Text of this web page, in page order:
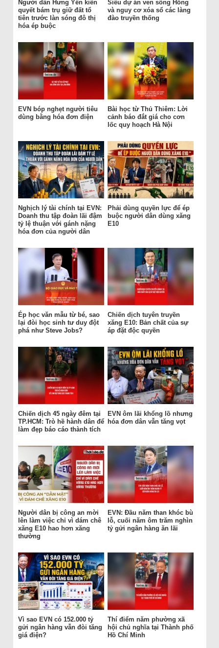
Người dân Hưng Yên kiên
quyết bám trụ giữ đất tổ
tiên trước làn sóng đô thị
hóa ép buộc
Siêu dự án ven sông Hồng
và nguy cơ xóa sổ các làng
đào truyền thống
EVN bóp nghẹt người tiêu
dùng bằng hóa đơn điện
Bài học từ Thủ Thiêm: Lời
cảnh báo đắt giá cho cơn
lốc quy hoạch Hà Nội
Nghịch lý tài chính tại EVN:
Doanh thu tập đoàn lãi đậm
tỷ lệ thuận với gánh nặng
hóa đơn của người dân
Phải dùng quyền lực để ép
buộc người dân dùng xăng
E10
Ép học văn mẫu từ bé, sao
lại đòi học sinh tư duy đột
phá như Steve Jobs?
Chiến dịch tuyên truyền
xăng E10: Bản chất của sự
áp đặt độc quyền
Chiến dịch 45 ngày đêm tại
TP.HCM: Trò hề hành dân để
làm đẹp báo cáo thành tích
EVN ôm lãi khổng lồ nhưng
hóa đơn dân vẫn tăng vọt
Người dân bị công an mời
lên làm việc chỉ vì dám chê
xăng E10 hao hơn xăng
thường
EVN: Đầu năm than khóc bù
lỗ, cuối năm ôm trăm nghìn
tỷ gửi ngân hàng ăn lãi
Vì sao EVN có 152.000 tỷ
gửi ngân hàng vẫn đòi tăng
giá điện?
Thí điểm năm phường xã
hội chủ nghĩa tại Thành phố
Hồ Chí Minh